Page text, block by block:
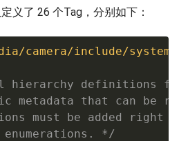
义了 26 个Tag，分别如下：
camera/include/system/
hierarchy definitions for
metadata that can be
must be added right
*/